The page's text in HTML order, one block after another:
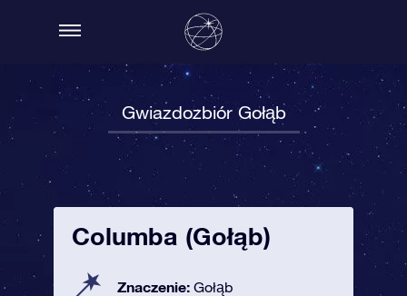
Gwiazdozbiór Gołąb
Columba (Gołąb)
Znaczenie: Gołąb